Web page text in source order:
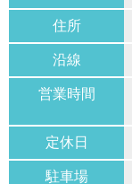
住所
沿線
営業時間
定休日
駐車場